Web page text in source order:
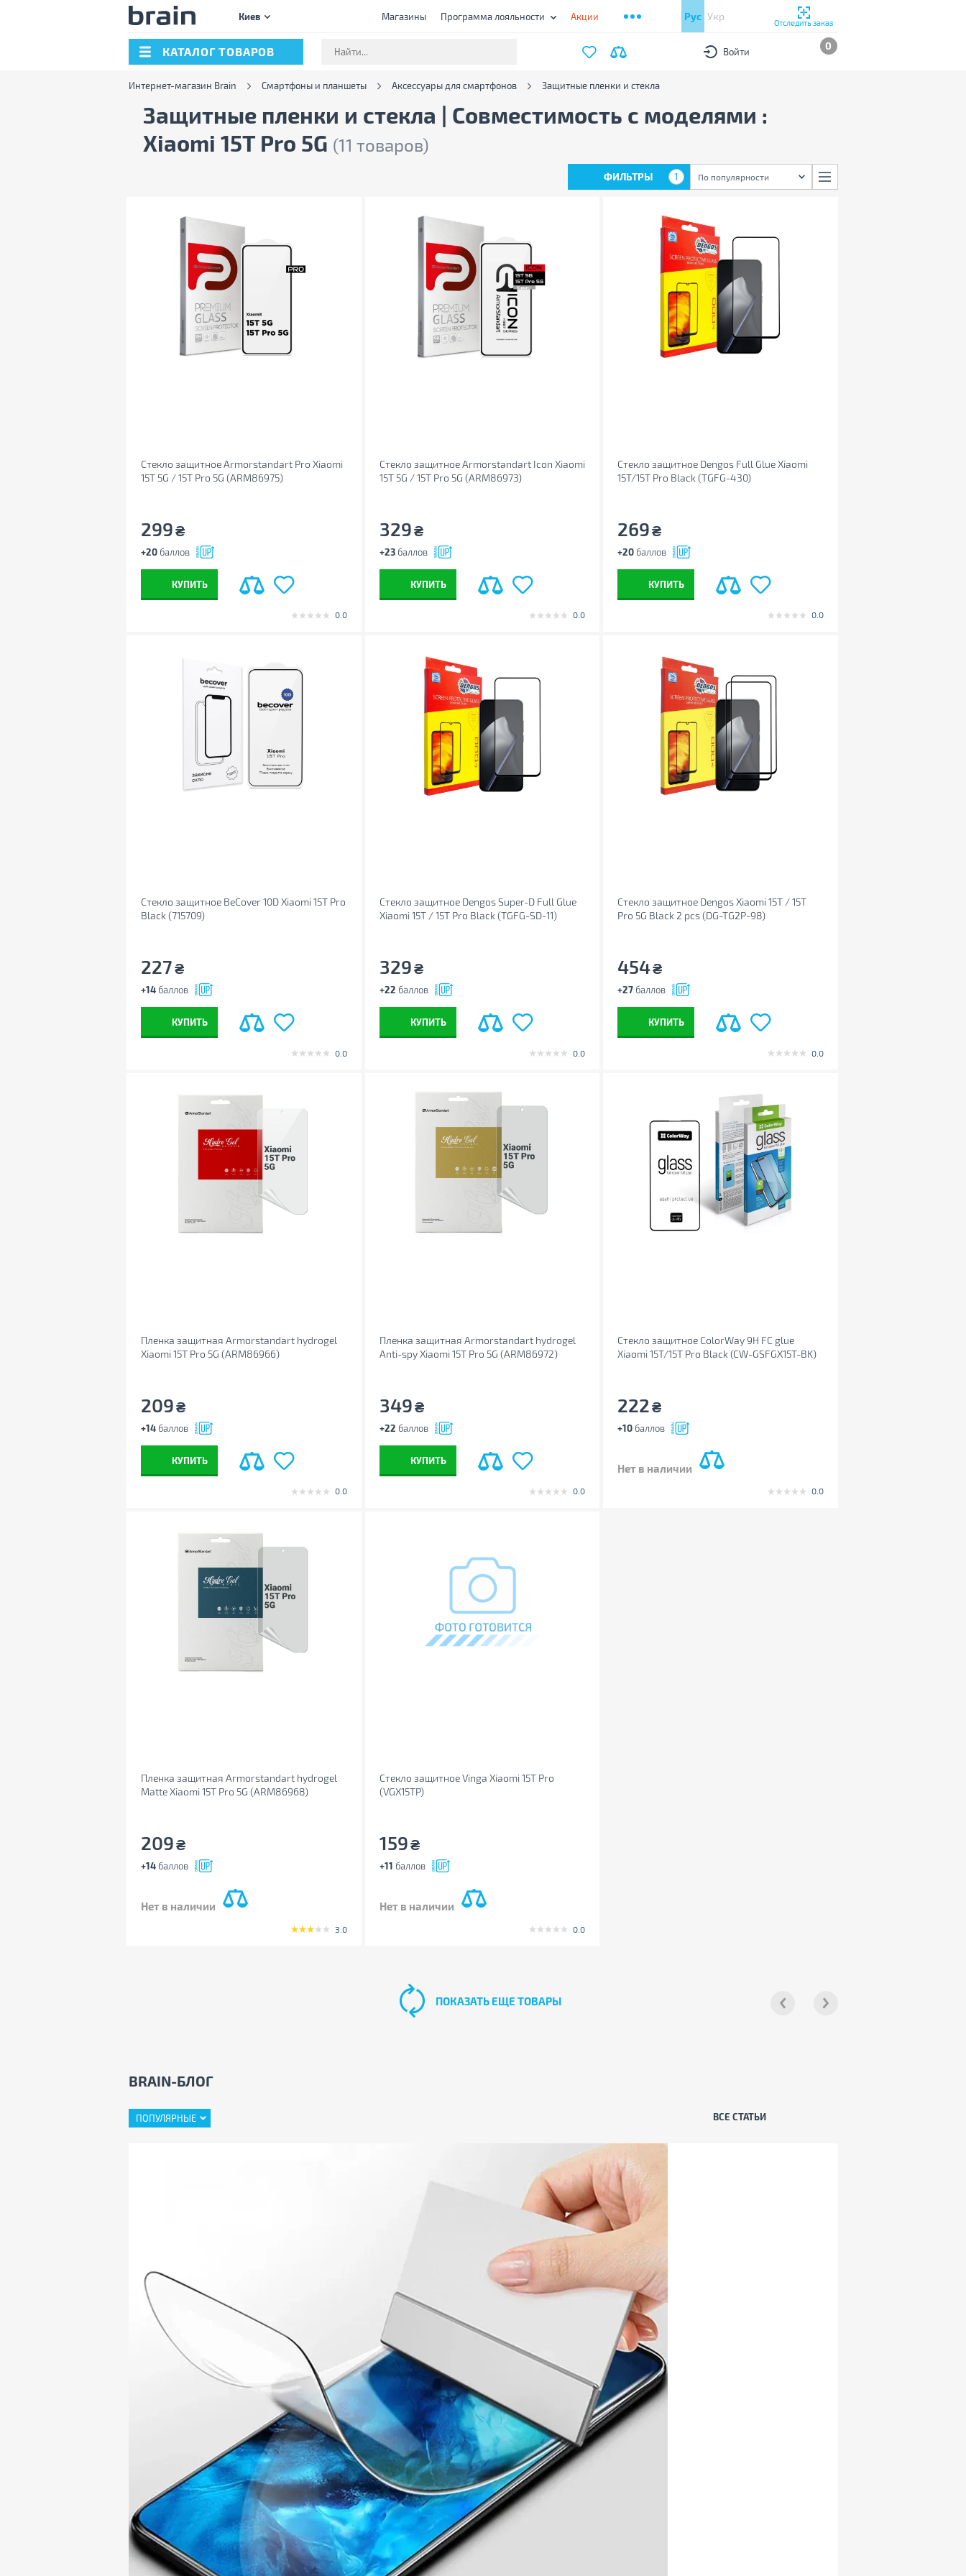
Киев Магазины Программа лояльности Акции Рус Укр
Отследить заказ
КАТАЛОГ ТОВАРОВ Войти 0
Интернет-магазин Brain Смартфоны и планшеты Аксессуары для смартфонов Защитные пленки и стекла
Защитные пленки и стекла | Совместимость с моделями :
Xiaomi 15T Pro 5G (11 товаров)
ФИЛЬТРЫ 1 По популярности
Стекло защитное Armorstandart Pro Xiaomi
15T 5G / 15T Pro 5G (ARM86975)
299₴
+20 баллов
КУПИТЬ
0.0
Стекло защитное Armorstandart Icon Xiaomi
15T 5G / 15T Pro 5G (ARM86973)
329₴
+23баллов
КУПИТЬ
0.0
Стекло защитное Dengos Full Glue Xiaomi
15T/15T Pro Black (TGFG-430)
269₴
+20 баллов
КУПИТЬ
0.0
Стекло защитное BeCover 10D Xiaomi 15T Pro
Black (715709)
227₴
+14 баллов
КУПИТЬ
0.0
Стекло защитное Dengos Super-D Full Glue
Xiaomi 15T / 15T Pro Black (TGFG-SD-11)
329₴
+22 баллов
КУПИТЬ
0.0
Стекло защитное Dengos Xiaomi 15T / 15T
Pro 5G Black 2 pcs (DG-TG2P-98)
454₴
+27 баллов
КУПИТЬ
0.0
Пленка защитная Armorstandart hydrogel
Xiaomi 15T Pro 5G (ARM86966)
209₴
+14 баллов
КУПИТЬ
0.0
Пленка защитная Armorstandart hydrogel
Anti-spy Xiaomi 15T Pro 5G (ARM86972)
349₴
+22 баллов
КУПИТЬ
0.0
Стекло защитное ColorWay 9H FC glue
Xiaomi 15T/15T Pro Black (CW-GSFGX15T-BK)
222₴
+10 баллов
Нет в наличии
0.0
Пленка защитная Armorstandart hydrogel
Matte Xiaomi 15T Pro 5G (ARM86968)
209₴
+14 баллов
Нет в наличии
3.0
Стекло защитное Vinga Xiaomi 15T Pro
(VGX15TP)
159₴
+11 баллов
Нет в наличии
0.0
ПОКАЗАТЬ ЕЩЕ ТОВАРЫ
BRAIN-БЛОГ
ПОПУЛЯРНЫЕ ВСЕ СТАТЬИ